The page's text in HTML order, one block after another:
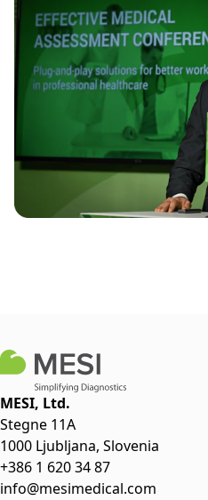
MESI, Ltd.
Stegne 11A
1000 Ljubljana, Slovenia
+386 1 620 34 87
info@mesimedical.com